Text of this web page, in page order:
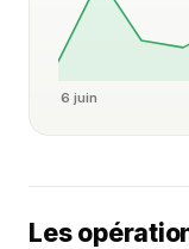
6 juin
Les